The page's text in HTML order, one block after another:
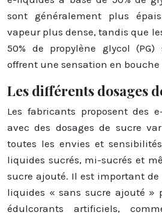
sont généralement plus
vapeur plus dense, tandis que
50% de propylène glycol
offrent une sensation en
Les différents dosages
Les fabricants proposent des
avec des dosages de sucre
toutes les envies et
liquides sucrés, mi-sucrés et
sucre ajouté. Il est important
liquides « sans sucre ajouté »
édulcorants artificiels,